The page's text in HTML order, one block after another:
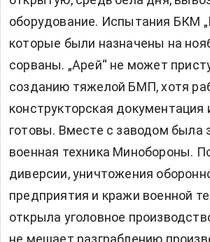
оборудование. Испытания БКМ
которые были назначены на
сорваны. „Арей“ не может
созданию тяжелой БМП, хотя
конструкторская документация
готовы. Вместе с заводом была
военная техника Минобороны.
диверсии, уничтожения
предприятия и кражи военной
открыла уголовное
не мешает разграблению